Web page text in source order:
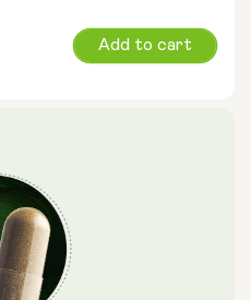
Add to cart